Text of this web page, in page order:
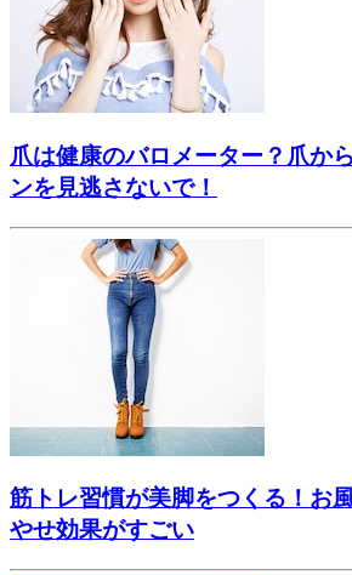
爪は健康のバロメーター？爪か
ンを見逃さないで！
筋トレ習慣が美脚をつくる！お
やせ効果がすごい